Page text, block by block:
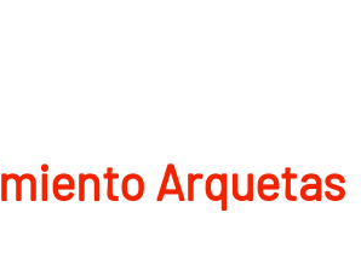
Arquetas